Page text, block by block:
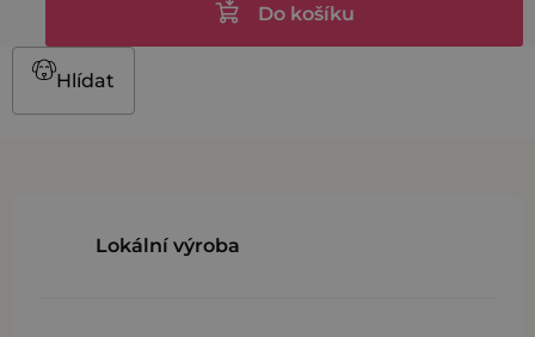
Do košíku
Hlídat
Lokální výroba